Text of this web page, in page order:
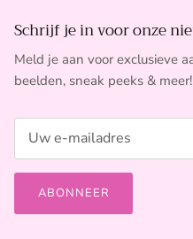
Schrijf je in voor onze
Meld je aan voor exclusieve
beelden, sneak peeks & meer!
ABONNEER